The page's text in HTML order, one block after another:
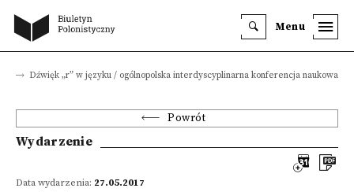
Menu
Dźwięk „r” w języku / ogólnopolska interdyscyplinarna konferencja naukowa
Powrót
Wydarzenie
Data wydarzenia: 27.05.2017